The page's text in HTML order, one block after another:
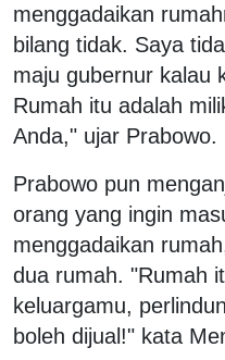
menggadaikan
bilang tidak. Saya
maju gubernur kalau
Rumah itu adalah
Anda," ujar Prabowo.
Prabowo pun
orang yang ingin
menggadaikan
dua rumah. "Rumah
keluargamu,
boleh dijual!" kata